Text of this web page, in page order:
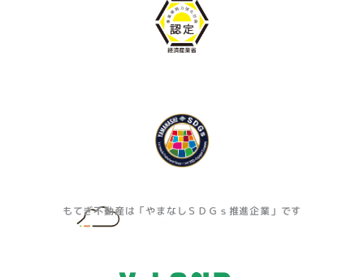
もてぎ不動産は「やまなしＳＤＧｓ推進企業」です